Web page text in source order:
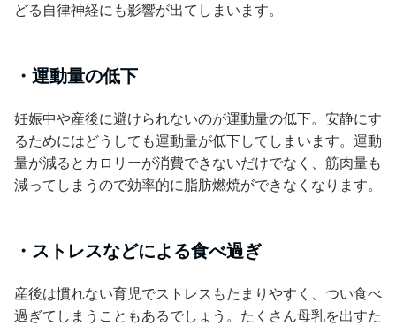
どる自律神経にも影響が出てしまいます。
・運動量の低下
妊娠中や産後に避けられないのが運動量の低下。安静にす
るためにはどうしても運動量が低下してしまいます。運動
量が減るとカロリーが消費できないだけでなく、筋肉量も
減ってしまうので効率的に脂肪燃焼ができなくなります。
・ストレスなどによる食べ過ぎ
産後は慣れない育児でストレスもたまりやすく、つい食べ
過ぎてしまうこともあるでしょう。たくさん母乳を出すた